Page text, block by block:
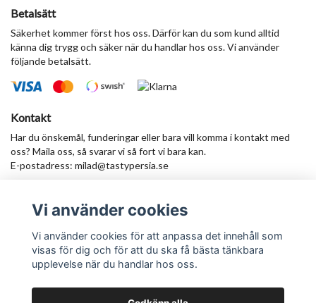
Betalsätt
Säkerhet kommer först hos oss. Därför kan du som kund alltid
känna dig trygg och säker när du handlar hos oss. Vi använder
följande betalsätt.
Kontakt
Har du önskemål, funderingar eller bara vill komma i kontakt med
oss? Maila oss, så svarar vi så fort vi bara kan.
E-postadress: milad@tastypersia.se
Anmäl dig till vårt nyhetsbrev
Prenumerera
Vi använder cookies
Vi använder cookies för att anpassa det innehåll som
visas för dig och för att du ska få bästa tänkbara
upplevelse när du handlar hos oss.